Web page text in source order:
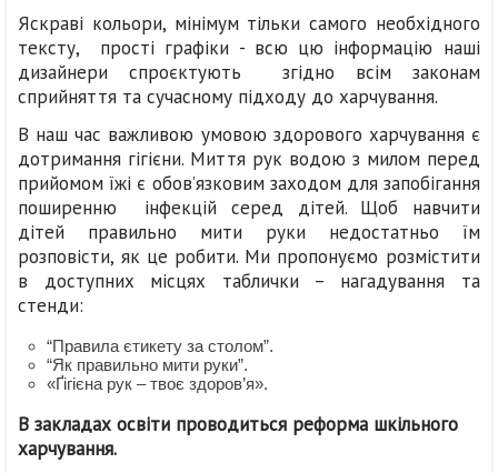
Яскраві кольори, мінімум тільки самого необхідного
тексту, прості графіки - всю цю інформацію наші
дизайнери спроєктують згідно всім законам
сприйняття та сучасному підходу до харчування.
В наш час важливою умовою здорового харчування є
дотримання гігієни. Миття рук водою з милом перед
прийомом їжі є обов’язковим заходом для запобігання
поширенню інфекцій серед дітей. Щоб навчити
дітей правильно мити руки недостатньо їм
розповісти, як це робити. Ми пропонуємо розмістити
в доступних місцях таблички – нагадування та
стенди:
“Правила єтикету за столом”.
“Як правильно мити руки”.
«Ґігієна рук – твоє здоров’я».
В закладах освіти проводиться реформа шкільного
харчування.